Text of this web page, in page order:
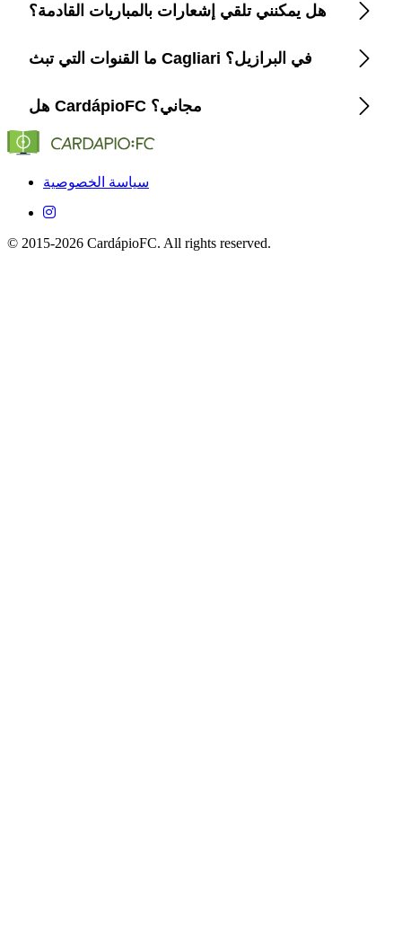
نعم، CardápioFC يغطي كل مباراة تبثها القنوات الرسمية أو
هل يمكنني تلقي إشعارات بالمباريات القادمة؟
نعم، فعّل التذكيرات داخل التطبيق لتحصل على تنبيه قبل
ما القنوات التي تبث Cagliari في البرازيل؟
CardápioFC يذكر بدقة القنوات والمنصات (Globo، SporTV،
هل CardápioFC مجاني؟
سياسة الخصوصية
© 2015-2026 CardápioFC. All rights reserved.